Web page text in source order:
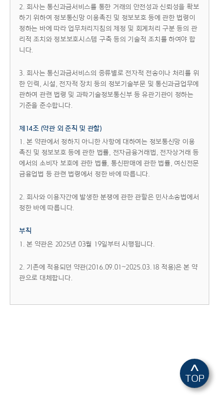
2. 회사는 통신과금서비스를 통한 거래의 안전성과 신뢰성을 확보
하기 위하여 정보통신망 이용촉진 및 정보보호 등에 관한 법령이
정하는 바에 따라 업무처리지침의 제정 및 회계처리 구분 등의 관
리적 조치와 정보보호시스템 구축 등의 기술적 조치를 하여야 합
니다.
3. 회사는 통신과금서비스의 종류별로 전자적 전송이나 처리를 위
한 인력, 시설, 전자적 장치 등의 정보기술부문 및 통신과금업무에
관하여 관련 법령 및 과학기술정보통신부 등 유관기관이 정하는
기준을 준수합니다.
제14조 (약관 외 준칙 및 관할)
1. 본 약관에서 정하지 아니한 사항에 대하여는 정보통신망 이용
촉진 및 정보보호 등에 관한 법률, 전자금융거래법, 전자상거래 등
에서의 소비자 보호에 관한 법률, 통신판매에 관한 법률, 여신전문
금융업법 등 관련 법령에서 정한 바에 따릅니다.
2. 회사와 이용자간에 발생한 분쟁에 관한 관할은 민사소송법에서
정한 바에 따릅니다.
부칙
1. 본 약관은 2025년 03월 19일부터 시행됩니다.
2. 기존에 적용되던 약관(2016.09.01~2025.03.18 적용)은 본 약
관으로 대체합니다.
^
TOP